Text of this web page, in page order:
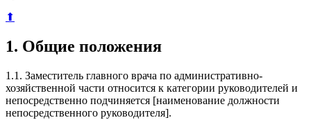
⬆
1. Общие положения
1.1. Заместитель главного врача по административно-
хозяйственной части относится к категории руководителей и
непосредственно подчиняется [наименование должности
непосредственного руководителя].